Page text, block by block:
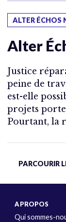
ALTER ÉCHOS
Alter
Justice
peine de
est-elle
projets
Pourtant, la
PARCOURIR
A PROPOS
Qui sommes-